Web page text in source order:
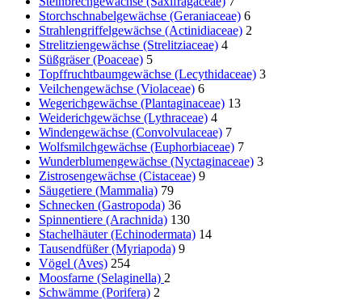
Storchschnabelgewächse (Geraniaceae) 6
Strahlengriffelgewächse (Actinidiaceae) 2
Strelitziengewächse (Strelitziaceae) 4
Süßgräser (Poaceae) 5
Topffruchtbaumgewächse (Lecythidaceae) 3
Veilchengewächse (Violaceae) 6
Wegerichgewächse (Plantaginaceae) 13
Weiderichgewächse (Lythraceae) 4
Windengewächse (Convolvulaceae) 7
Wolfsmilchgewächse (Euphorbiaceae) 7
Wunderblumengewächse (Nyctaginaceae) 3
Zistrosengewächse (Cistaceae) 9
Säugetiere (Mammalia) 79
Schnecken (Gastropoda) 36
Spinnentiere (Arachnida) 130
Stachelhäuter (Echinodermata) 14
Tausendfüßer (Myriapoda) 9
Vögel (Aves) 254
Moosfarne (Selaginella) 2
Schwämme (Porifera) 2